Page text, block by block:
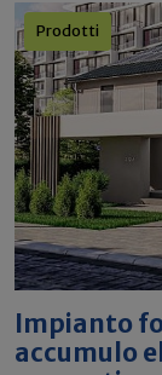
Prodotti
Impianto
accumulo